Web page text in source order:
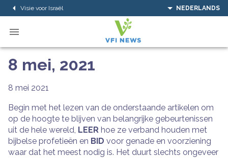
Visie voor Israël NEDERLANDS
8 mei, 2021
8 mei 2021
Begin met het lezen van de onderstaande artikelen om
op de hoogte te blijven van belangrijke gebeurtenissen
uit de hele wereld, LEER hoe ze verband houden met
bijbelse profetieën en BID voor genade en voorziening
waar dat het meest nodig is. Het duurt slechts ongeveer